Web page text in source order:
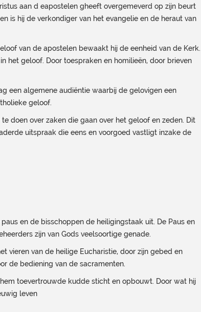
aan d eapostelen gheeft overgemeverd op zijn beurt
is hij de verkondiger van het evangelie en de heraut van
van de apostelen bewaakt hij de eenheid van de Kerk.
het geloof. Door toespraken en homilieën, door brieven
een algemene audiëntie waarbij de gelovigen een
geloof.
doen over zaken die gaan over het geloof en zeden. Dit
uitspraak die eens en voorgoed vastligt inzake de
en de bisschoppen de heiligingstaak uit. De Paus en
zijn van Gods veelsoortige genade.
vieren van de heilige Eucharistie, door zijn gebed en
de bediening van de sacramenten.
toevertrouwde kudde sticht en opbouwt. Door wat hij
leven